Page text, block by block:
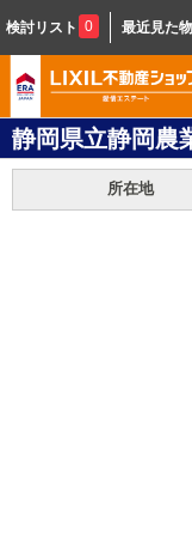
検討リスト 0 最近見た
静岡県立静岡農
所在地